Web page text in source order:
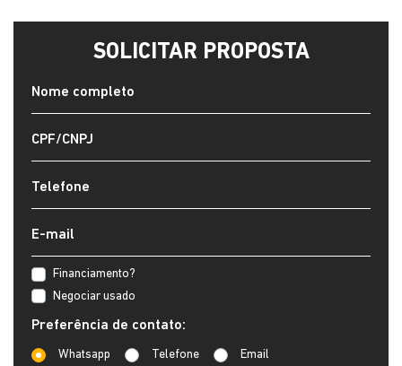
SOLICITAR PROPOSTA
Financiamento?
Negociar usado
Preferência de contato:
Whatsapp Telefone Email